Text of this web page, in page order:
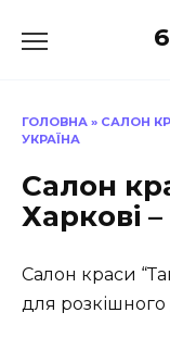
до
ГОЛОВНА » САЛОН
УКРАЇНА
Салон
Харкові
Салон краси
для